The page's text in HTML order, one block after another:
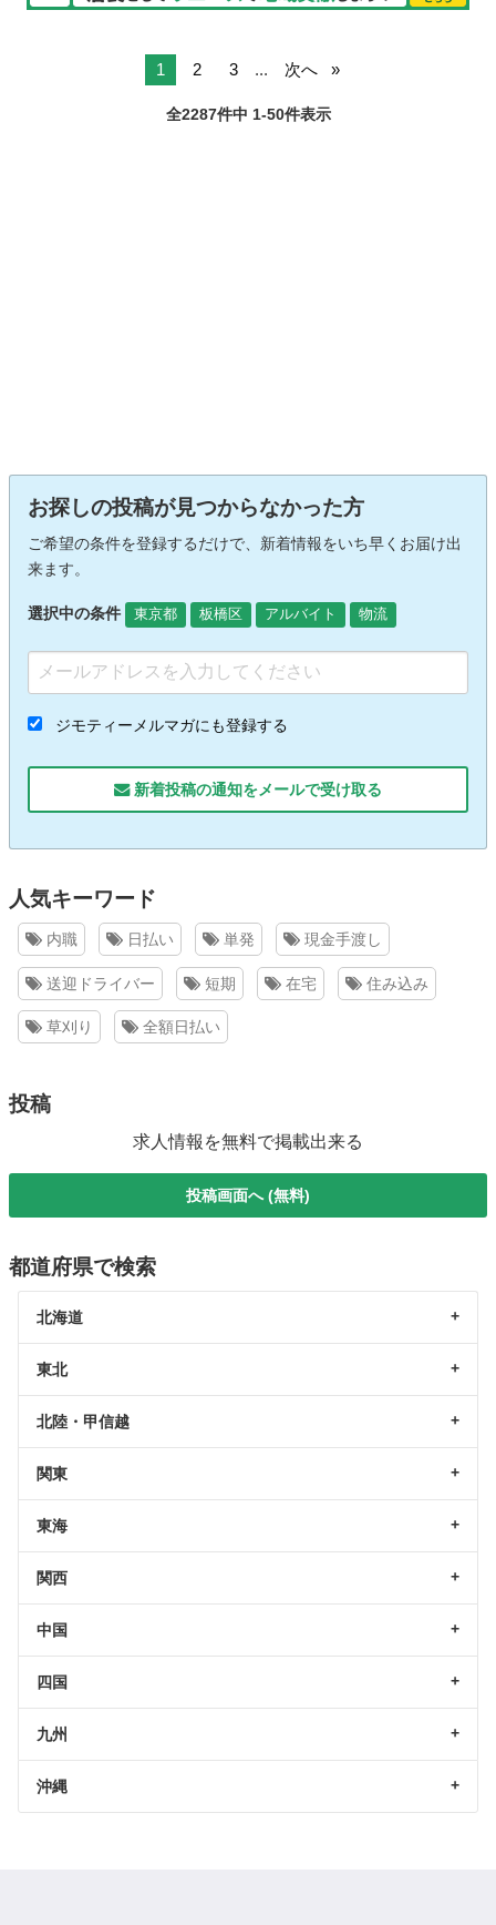
1 2 3 ... 次へ
全2287件中 1-50件表示
お探しの投稿が見つからなかった方
ご希望の条件を登録するだけで、新着情報をいち早くお届け出
来ます。
選択中の条件 東京都 板橋区 アルバイト 物流
ジモティーメルマガにも登録する
新着投稿の通知をメールで受け取る
人気キーワード
内職 日払い 単発 現金手渡し
送迎ドライバー 短期 在宅 住み込み
草刈り 全額日払い
投稿
求人情報を無料で掲載出来る
投稿画面へ (無料)
都道府県で検索
北海道
東北
北陸・甲信越
関東
東海
関西
中国
四国
九州
沖縄